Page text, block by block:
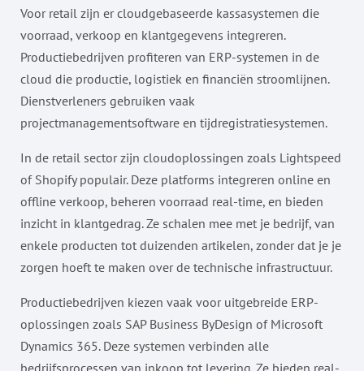
Voor retail zijn er cloudgebaseerde kassasystemen die
voorraad, verkoop en klantgegevens integreren.
Productiebedrijven profiteren van ERP-systemen in de
cloud die productie, logistiek en financiën stroomlijnen.
Dienstverleners gebruiken vaak
projectmanagementsoftware en tijdregistratiesystemen.
In de retail sector zijn cloudoplossingen zoals Lightspeed
of Shopify populair. Deze platforms integreren online en
offline verkoop, beheren voorraad real-time, en bieden
inzicht in klantgedrag. Ze schalen mee met je bedrijf, van
enkele producten tot duizenden artikelen, zonder dat je je
zorgen hoeft te maken over de technische infrastructuur.
Productiebedrijven kiezen vaak voor uitgebreide ERP-
oplossingen zoals SAP Business ByDesign of Microsoft
Dynamics 365. Deze systemen verbinden alle
bedrijfsprocessen van inkoop tot levering. Ze bieden real-